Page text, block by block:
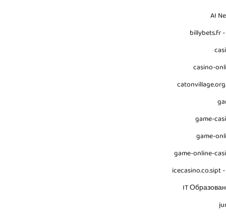
AI
billybets.fr -
casino-
game-
game-
game-online-
icecasino.co.sipt
IT